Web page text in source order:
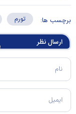
برچسب ها: تورم
ارسال‌ نظر